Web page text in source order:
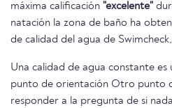
máxima calificación "excelente"
natación la zona de baño ha
de calidad del agua de
Una calidad de agua constante es
punto de orientación Otro punto
responder a la pregunta de si